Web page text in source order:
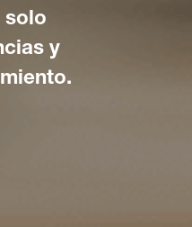
solo
y